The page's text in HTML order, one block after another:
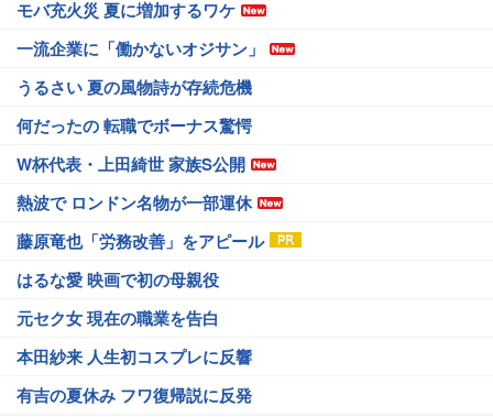
モバ充火災 夏に増加するワケ
一流企業に「働かないオジサン」
うるさい 夏の風物詩が存続危機
何だったの 転職でボーナス驚愕
W杯代表・上田綺世 家族S公開
熱波で ロンドン名物が一部運休
藤原竜也「労務改善」をアピール
はるな愛 映画で初の母親役
元セク女 現在の職業を告白
本田紗来 人生初コスプレに反響
有吉の夏休み フワ復帰説に反発